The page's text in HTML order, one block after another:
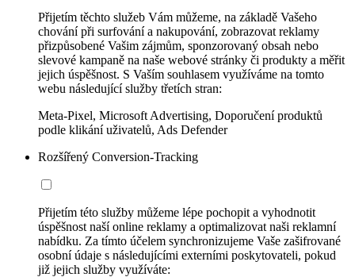
Přijetím těchto služeb Vám můžeme, na základě Vašeho
chování při surfování a nakupování, zobrazovat reklamy
přizpůsobené Vašim zájmům, sponzorovaný obsah nebo
slevové kampaně na naše webové stránky či produkty a měřit
jejich úspěšnost. S Vaším souhlasem využíváme na tomto
webu následující služby třetích stran:
Meta-Pixel, Microsoft Advertising, Doporučení produktů
podle klikání uživatelů, Ads Defender
Rozšířený Conversion-Tracking
Přijetím této služby můžeme lépe pochopit a vyhodnotit
úspěšnost naší online reklamy a optimalizovat naši reklamní
nabídku. Za tímto účelem synchronizujeme Vaše zašifrované
osobní údaje s následujícími externími poskytovateli, pokud
již jejich služby využíváte: